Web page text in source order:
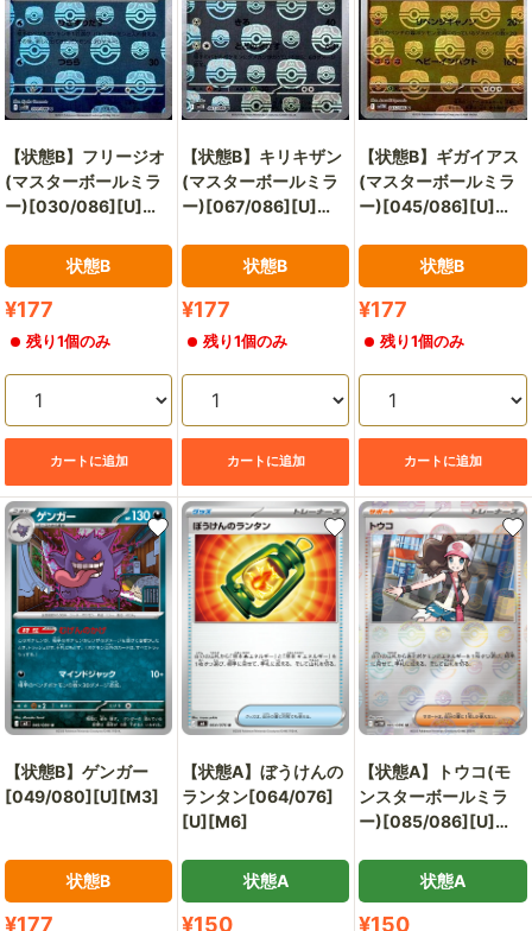
【状態B】フリージオ
(マスターボールミラ
ー)[030/086][U]
状態B
販
価
格
¥177
残り1個のみ
カートに追加
【状態B】キリキザン
(マスターボールミラ
ー)[067/086][U]
状態B
販
価
格
¥177
残り1個のみ
カートに追加
【状態B】ギガイアス
(マスターボールミラ
ー)[045/086][U]
状態B
販
価
格
¥177
残り1個のみ
カートに追加
【状態B】ゲンガー
[049/080][U][M3]
状態B
販
¥177
【状態A】ぼうけんの
ランタン[064/076]
[U][M6]
状態A
販
¥150
【状態A】トウコ(モ
ンスターボールミラ
ー)[085/086][U]
状態A
販
¥150